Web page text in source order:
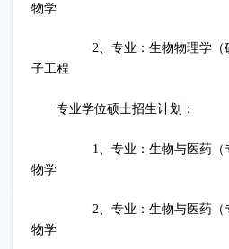
物学
2、专业：生物物理学（
子工程
专业学位硕士招生计划：
1、专业：生物与医药（专
物学
2、专业：生物与医药（
物学